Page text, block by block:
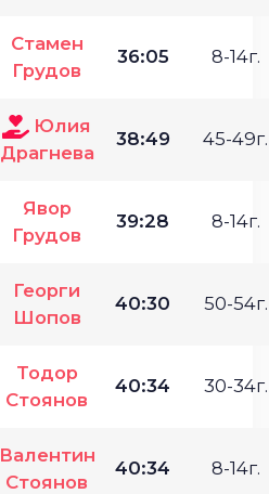
Стамен
Грудов
36:05 8-14г.
Юлия
Драгнева
38:49 45-49г.
Явор
Грудов
39:28 8-14г.
Георги
Шопов
40:30 50-54г.
Тодор
Стоянов
40:34 30-34г.
Валентин
Стоянов
40:34 8-14г.